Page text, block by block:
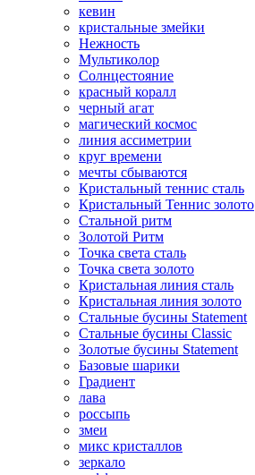
кевин
кристальные змейки
Нежность
Мультиколор
Солнцестояние
красный коралл
черный агат
магический космос
линия ассиметрии
круг времени
мечты сбываются
Кристальный теннис сталь
Кристальный Теннис золото
Стальной ритм
Золотой Ритм
Точка света сталь
Точка света золото
Кристальная линия сталь
Кристальная линия золото
Стальные бусины Statement
Стальные бусины Classic
Золотые бусины Statement
Базовые шарики
Градиент
лава
россыпь
змеи
микс кристаллов
зеркало